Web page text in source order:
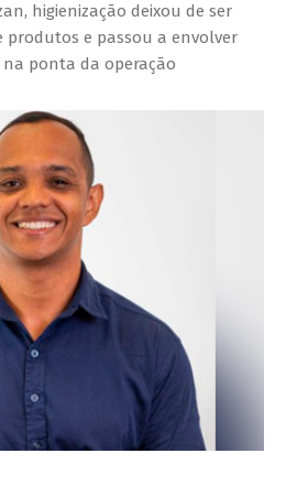
higienização deixou de ser
produtos e passou a envolver
ponta da operação